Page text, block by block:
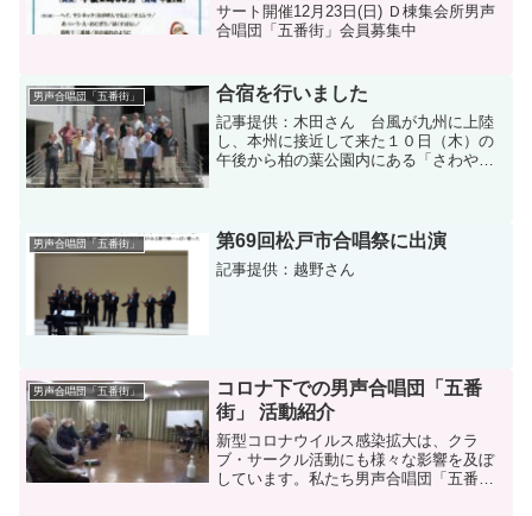
サート開催12月23日(日) Ｄ棟集会所男声
合唱団「五番街」会員募集中
男声合唱団「五番街」 合宿を行いました
記事提供：木田さん 台風が九州に上陸
し、本州に接近して来た１０日（木）の
午後から柏の葉公園内にある「さわやか
と親睦を深めることにあり...
男声合唱団「五番街」 第69回松戸市合唱祭に出演
記事提供：越野さん
男声合唱団「五番街」
コロナ下での男声合唱団「五番
街」 活動紹介
新型コロナウイルス感染拡大は、クラ
ブ・サークル活動にも様々な影響を及ぼ
しています。私たち男声合唱団「五番